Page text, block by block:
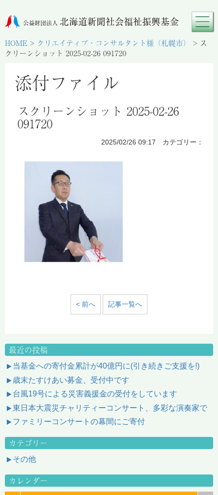
HOME > クリエイティブ・コンサルタント様（札幌市） > ス
クリーンショット 2025-02-26 091720
添付ファイル
スクリーンショット 2025-02-26
091720
2025/02/26 09:17 カテゴリー：
< 前へ 記事一覧へ
最近の投稿
当基金への寄付金累計が40億円に(引き続きご支援を!)
歳末たすけあい募金、受付中です
台風19号による災害義援金の受付をしています
東日本大震災チャリティーコンサート、多彩な演奏家で
ファミリーコンサートの幕間にご寄付
カテゴリー
その他
カレンダー